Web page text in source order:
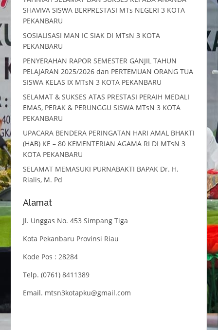
SHAVIVA SISWA BERPRESTASI MTs NEGERI 3 KOTA
PEKANBARU
SOSIALISASI MAN IC SIAK DI MTsN 3 KOTA
PEKANBARU
PENYERAHAN RAPOR SEMESTER GANJIL TAHUN
PELAJARAN 2025/2026 dan PERTEMUAN ORANG TUA
SISWA KELAS IX MTsN 3 KOTA PEKANBARU
SELAMAT & SUKSES ATAS PRESTASI PERAIH MEDALI
EMAS, PERAK & PERUNGGU SISWA MTsN 3 KOTA
PEKANBARU
UPACARA BENDERA PERINGATAN HARI AMAL BHAKTI
(HAB) KE – 80 KEMENTERIAN AGAMA RI DI MTsN 3
KOTA PEKANBARU
SELAMAT MEMASUKI PURNABAKTI BAPAK Dr. H.
Rialis, M. Pd
Alamat
Jl. Unggas No. 453 Simpang Tiga
Kota Pekanbaru Provinsi Riau
Kode Pos : 28284
Telp. (0761) 8411389
Email. mtsn3kotapku@gmail.com